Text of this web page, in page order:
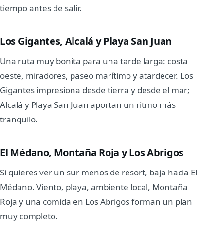
tiempo antes de salir.
Los Gigantes, Alcalá y Playa San Juan
Una ruta muy bonita para una tarde larga: costa
oeste, miradores, paseo marítimo y atardecer. Los
Gigantes impresiona desde tierra y desde el mar;
Alcalá y Playa San Juan aportan un ritmo más
tranquilo.
El Médano, Montaña Roja y Los Abrigos
Si quieres ver un sur menos de resort, baja hacia El
Médano. Viento, playa, ambiente local, Montaña
Roja y una comida en Los Abrigos forman un plan
muy completo.